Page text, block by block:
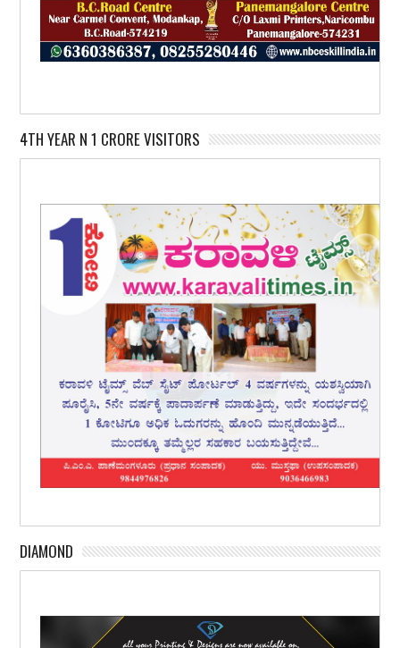
4TH YEAR N 1 CRORE VISITORS
DIAMOND